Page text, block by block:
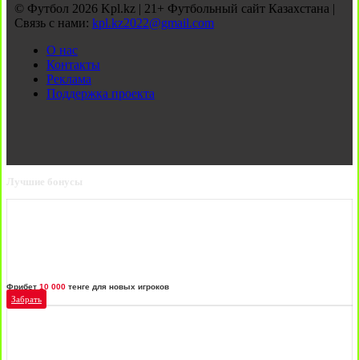
© Футбол 2026 Kpl.kz | 21+ Футбольный сайт Казахстана |
Связь с нами: kpl.kz2022@gmail.com
О нас
Контакты
Реклама
Поддержка проекта
Лучшие бонусы
Фрибет 10 000 тенге для новых игроков
Забрать